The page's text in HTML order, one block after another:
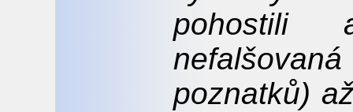
pohostili
poznatků)